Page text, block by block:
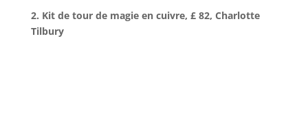
2. Kit de tour de magie en cuivre, £ 82, Charlotte
Tilbury